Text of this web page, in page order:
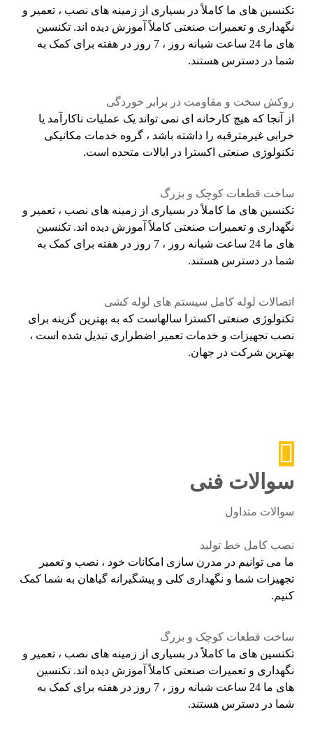
تکنسین های ما کاملاً در بسیاری از زمینه های نصب ، تعمیر و
نگهداری و تعمیرات صنعتی کاملاً آموزش دیده اند. تکنسین
های ما 24 ساعت شبانه روز ، 7 روز در هفته برای کمک به
شما در دسترس هستند.
روکش سخت و مقاومت در برابر خوردگی
از آنجا که هیچ کارخانه ای نمی تواند یک عملیات ناکارآمد یا
خرابی غیرمترقبه را داشته باشد ، گروه خدمات مکانیکی
تکنولوژی صنعتی اکسترا در ایالات متحده است.
ساخت قطعات کوچک و بزرگ
تکنسین های ما کاملاً در بسیاری از زمینه های نصب ، تعمیر و
نگهداری و تعمیرات صنعتی کاملاً آموزش دیده اند. تکنسین
های ما 24 ساعت شبانه روز ، 7 روز در هفته برای کمک به
شما در دسترس هستند.
اتصالات لوله کامل سیستم های لوله کشی
تکنولوژی صنعتی اکسترا سالهاست که به بهترین گزینه برای
نصب تجهیزات و خدمات تعمیر اضطراری تبدیل شده است ،
بهترین شرکت در جهان.
سوالات فنی
سوالات متداول
نصب کامل خط تولید
ما می توانیم در مدرن سازی امکانات خود ، نصب و تعمیر
تجهیزات شما و نگهداری کلی و پیشگیرانه گیاهان به شما کمک
کنیم.
ساخت قطعات کوچک و بزرگ
تکنسین های ما کاملاً در بسیاری از زمینه های نصب ، تعمیر و
نگهداری و تعمیرات صنعتی کاملاً آموزش دیده اند. تکنسین
های ما 24 ساعت شبانه روز ، 7 روز در هفته برای کمک به
شما در دسترس هستند.